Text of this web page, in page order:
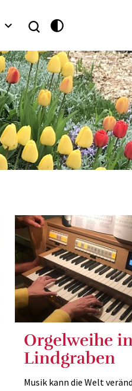
Orgelweihe
Lindgraben
Musik kann die Welt